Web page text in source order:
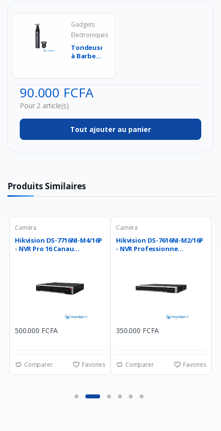
Gadgets
Electroniques
Tondeuse
à Barbe
- R...
90.000 FCFA
Pour 2 article(s)
Tout ajouter au panier
Produits Similaires
Caméra
Hikvision DS-7716NI-M4/16P
- NVR Pro 16 Canau...
500.000 FCFA
Comparer Favories
Caméra
Hikvision DS-7616NI-M2/16P
- NVR Professionne...
350.000 FCFA
Comparer Favories